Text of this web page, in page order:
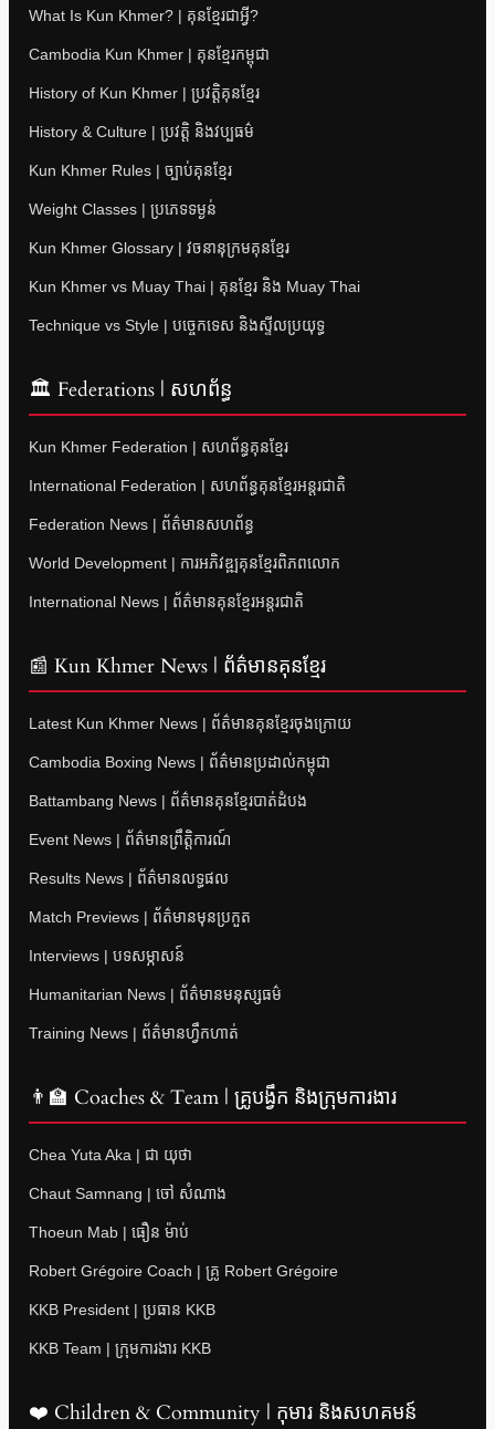
What Is Kun Khmer? | គុនខ្មែរជាអ្វី?
Cambodia Kun Khmer | គុនខ្មែរកម្ពុជា
History of Kun Khmer | ប្រវត្តិគុនខ្មែរ
History & Culture | ប្រវត្តិ និងវប្បធម៌
Kun Khmer Rules | ច្បាប់គុនខ្មែរ
Weight Classes | ប្រភេទទម្ងន់
Kun Khmer Glossary | វចនានុក្រមគុនខ្មែរ
Kun Khmer vs Muay Thai | គុនខ្មែរ និង Muay Thai
Technique vs Style | បច្ចេកទេស និងស្ទីលប្រយុទ្ធ
🏛 Federations | សហព័ន្ធ
Kun Khmer Federation | សហព័ន្ធគុនខ្មែរ
International Federation | សហព័ន្ធគុនខ្មែរអន្តរជាតិ
Federation News | ព័ត៌មានសហព័ន្ធ
World Development | ការអភិវឌ្ឍគុនខ្មែរពិភពលោក
International News | ព័ត៌មានគុនខ្មែរអន្តរជាតិ
📰 Kun Khmer News | ព័ត៌មានគុនខ្មែរ
Latest Kun Khmer News | ព័ត៌មានគុនខ្មែរចុងក្រោយ
Cambodia Boxing News | ព័ត៌មានប្រដាល់កម្ពុជា
Battambang News | ព័ត៌មានគុនខ្មែរបាត់ដំបង
Event News | ព័ត៌មានព្រឹត្តិការណ៍
Results News | ព័ត៌មានលទ្ធផល
Match Previews | ព័ត៌មានមុនប្រកួត
Interviews | បទសម្ភាសន៍
Humanitarian News | ព័ត៌មានមនុស្សធម៌
Training News | ព័ត៌មានហ្វឹកហាត់
👨‍🏫 Coaches & Team | គ្រូបង្វឹក និងក្រុមការងារ
Chea Yuta Aka | ជា យុថា
Chaut Samnang | ចៅ សំណាង
Thoeun Mab | ធឿន ម៉ាប់
Robert Grégoire Coach | គ្រូ Robert Grégoire
KKB President | ប្រធាន KKB
KKB Team | ក្រុមការងារ KKB
❤️ Children & Community | កុមារ និងសហគមន៍